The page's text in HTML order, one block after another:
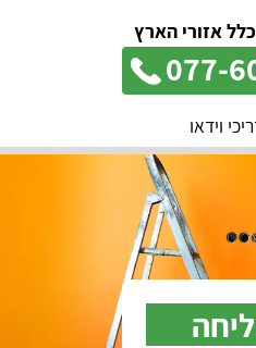
אזורי הארץ
077-
וידאו